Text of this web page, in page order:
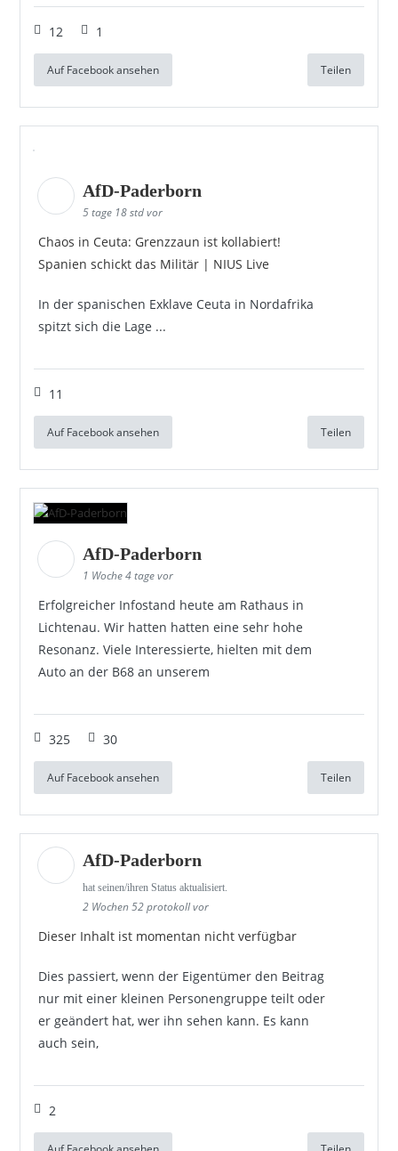
12 1
Auf Facebook ansehen Teilen
AfD-Paderborn
5 tage 18 std vor
Chaos in Ceuta: Grenzzaun ist kollabiert!
Spanien schickt das Militär | NIUS Live
In der spanischen Exklave Ceuta in Nordafrika
spitzt sich die Lage ...
11
Auf Facebook ansehen Teilen
AfD-Paderborn
1 Woche 4 tage vor
Erfolgreicher Infostand heute am Rathaus in
Lichtenau. Wir hatten hatten eine sehr hohe
Resonanz. Viele Interessierte, hielten mit dem
Auto an der B68 an unserem
325 30
Auf Facebook ansehen Teilen
AfD-Paderborn
hat seinen/ihren Status aktualisiert.
2 Wochen 52 protokoll vor
Dieser Inhalt ist momentan nicht verfügbar
Dies passiert, wenn der Eigentümer den Beitrag
nur mit einer kleinen Personengruppe teilt oder
er geändert hat, wer ihn sehen kann. Es kann
auch sein,
2